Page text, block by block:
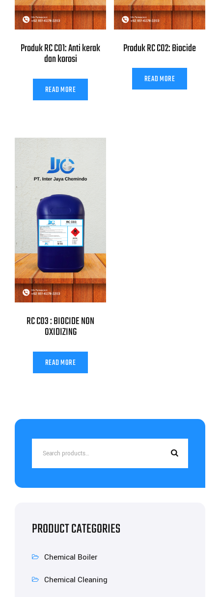
Produk RC C01: Anti kerak
dan korosi
READ MORE
Produk RC C02: Biocide
READ MORE
RC C03 : BIOCIDE NON
OXIDIZING
READ MORE
PRODUCT CATEGORIES
Chemical Boiler
Chemical Cleaning